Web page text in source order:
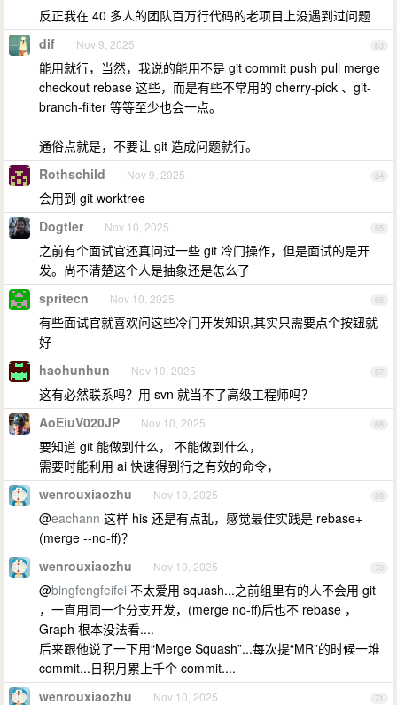
反正我在 40 多人的团队百万行代码的老项目上没遇到过问题
63
dif Nov 9, 2025
能用就行，当然，我说的能用不是 git commit push pull merge
checkout rebase 这些，而是有些不常用的 cherry-pick 、git-
branch-filter 等等至少也会一点。
通俗点就是，不要让 git 造成问题就行。
64
Rothschild Nov 9, 2025
会用到 git worktree
65
Dogtler Nov 10, 2025
之前有个面试官还真问过一些 git 冷门操作，但是面试的是开
发。尚不清楚这个人是抽象还是怎么了
66
spritecn Nov 10, 2025
有些面试官就喜欢问这些冷门开发知识,其实只需要点个按钮就
好
67
haohunhun Nov 10, 2025
这有必然联系吗？用 svn 就当不了高级工程师吗？
68
AoEiuV020JP Nov 10, 2025
要知道 git 能做到什么， 不能做到什么，
需要时能利用 ai 快速得到行之有效的命令，
69
wenrouxiaozhu Nov 10, 2025
@eachann 这样 his 还是有点乱，感觉最佳实践是 rebase+
(merge --no-ff)？
70
wenrouxiaozhu Nov 10, 2025
@bingfengfeifei 不太爱用 squash...之前组里有的人不会用 git
，一直用同一个分支开发，(merge no-ff)后也不 rebase ，
Graph 根本没法看....
后来跟他说了一下用“Merge Squash”...每次提“MR”的时候一堆
commit...日积月累上千个 commit....
71
wenrouxiaozhu Nov 10, 2025